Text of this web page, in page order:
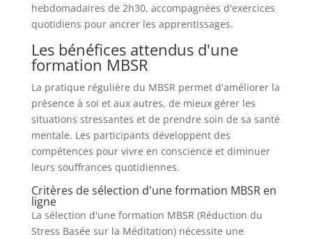
hebdomadaires de 2h30, accompagnées d'exercices
quotidiens pour ancrer les apprentissages.
Les bénéfices attendus d'une
formation MBSR
La pratique régulière du MBSR permet d'améliorer la
présence à soi et aux autres, de mieux gérer les
situations stressantes et de prendre soin de sa santé
mentale. Les participants développent des
compétences pour vivre en conscience et diminuer
leurs souffrances quotidiennes.
Critères de sélection d'une formation MBSR en
ligne
La sélection d'une formation MBSR (Réduction du
Stress Basée sur la Méditation) nécessite une